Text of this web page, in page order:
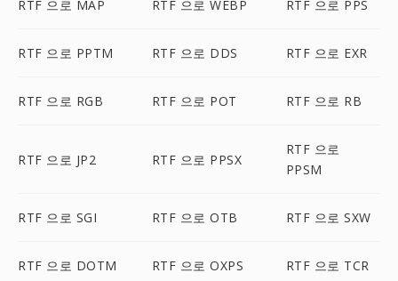
RTF 으로 MAP RTF 으로 WEBP RTF 으로 PPS
RTF 으로 PPTM RTF 으로 DDS RTF 으로 EXR
RTF 으로 RGB RTF 으로 POT RTF 으로 RB
RTF 으로 JP2 RTF 으로 PPSX
RTF 으로
PPSM
RTF 으로 SGI RTF 으로 OTB RTF 으로 SXW
RTF 으로 DOTM RTF 으로 OXPS RTF 으로 TCR